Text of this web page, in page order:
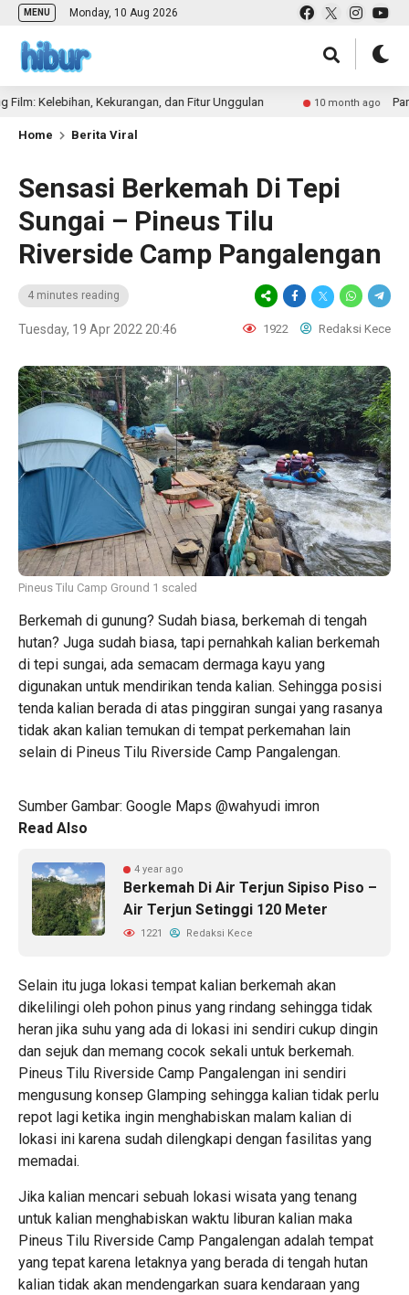
MENU Monday, 10 Aug 2026
Kekurangan, dan Fitur Unggulan 10 month ago Panduan
Home Berita Viral
Sensasi Berkemah Di Tepi
Sungai – Pineus Tilu
Riverside Camp Pangalengan
4 minutes reading
Tuesday, 19 Apr 2022 20:46 1922 Redaksi Kece
Pineus Tilu Camp Ground 1 scaled
Berkemah di gunung? Sudah biasa, berkemah di tengah
hutan? Juga sudah biasa, tapi pernahkah kalian berkemah
di tepi sungai, ada semacam dermaga kayu yang
digunakan untuk mendirikan tenda kalian. Sehingga posisi
tenda kalian berada di atas pinggiran sungai yang rasanya
tidak akan kalian temukan di tempat perkemahan lain
selain di Pineus Tilu Riverside Camp Pangalengan.
Sumber Gambar: Google Maps @wahyudi imron
Read Also
4 year ago
Berkemah Di Air Terjun Sipiso Piso –
Air Terjun Setinggi 120 Meter
1221 Redaksi Kece
Selain itu juga lokasi tempat kalian berkemah akan
dikelilingi oleh pohon pinus yang rindang sehingga tidak
heran jika suhu yang ada di lokasi ini sendiri cukup dingin
dan sejuk dan memang cocok sekali untuk berkemah.
Pineus Tilu Riverside Camp Pangalengan ini sendiri
mengusung konsep Glamping sehingga kalian tidak perlu
repot lagi ketika ingin menghabiskan malam kalian di
lokasi ini karena sudah dilengkapi dengan fasilitas yang
memadai.
Jika kalian mencari sebuah lokasi wisata yang tenang
untuk kalian menghabiskan waktu liburan kalian maka
Pineus Tilu Riverside Camp Pangalengan adalah tempat
yang tepat karena letaknya yang berada di tengah hutan
kalian tidak akan mendengarkan suara kendaraan yang